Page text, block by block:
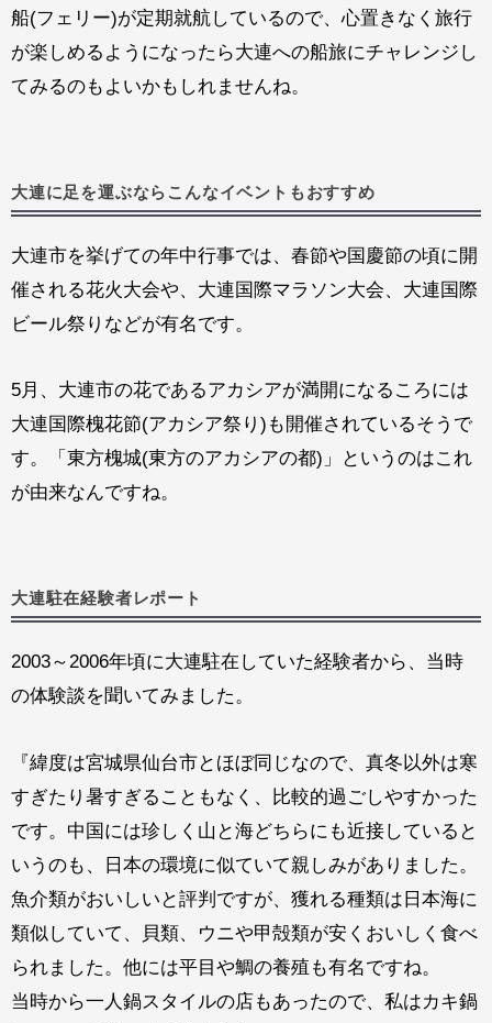
船(フェリー)が定期就航しているので、心置きなく旅行
が楽しめるようになったら大連への船旅にチャレンジし
てみるのもよいかもしれませんね。
大連に足を運ぶならこんなイベントもおすすめ
大連市を挙げての年中行事では、春節や国慶節の頃に開
催される花火大会や、大連国際マラソン大会、大連国際
ビール祭りなどが有名です。
5月、大連市の花であるアカシアが満開になるころには
大連国際槐花節(アカシア祭り)も開催されているそうで
す。「東方槐城(東方のアカシアの都)」というのはこれ
が由来なんですね。
大連駐在経験者レポート
2003～2006年頃に大連駐在していた経験者から、当時
の体験談を聞いてみました。
『緯度は宮城県仙台市とほぼ同じなので、真冬以外は寒
すぎたり暑すぎることもなく、比較的過ごしやすかった
です。中国には珍しく山と海どちらにも近接していると
いうのも、日本の環境に似ていて親しみがありました。
魚介類がおいしいと評判ですが、獲れる種類は日本海に
類似していて、貝類、ウニや甲殻類が安くおいしく食べ
られました。他には平目や鯛の養殖も有名ですね。
当時から一人鍋スタイルの店もあったので、私はカキ鍋